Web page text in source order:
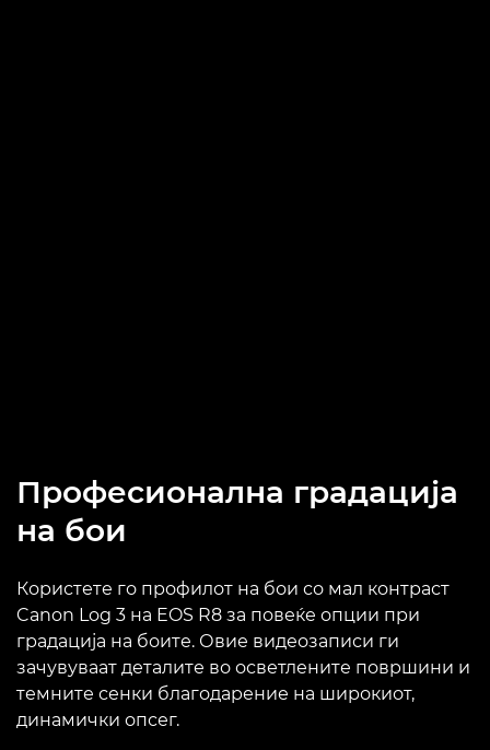
Професионална градација
на бои
Користете го профилот на бои со мал контраст
Canon Log 3 на EOS R8 за повеќе опции при
градација на боите. Овие видеозаписи ги
зачувуваат деталите во осветлените површини и
темните сенки благодарение на широкиот,
динамички опсег.